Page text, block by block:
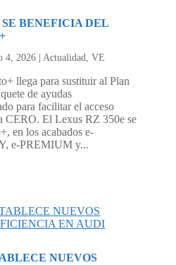
BENEFICIA DEL
4, 2026 Actualidad ,VE
llega para sustituir al Plan
de ayudas
para facilitar el acceso
CERO. El Lexus RZ 350e se
en los acabados e-
e-PREMIUM y...
NUEVOS